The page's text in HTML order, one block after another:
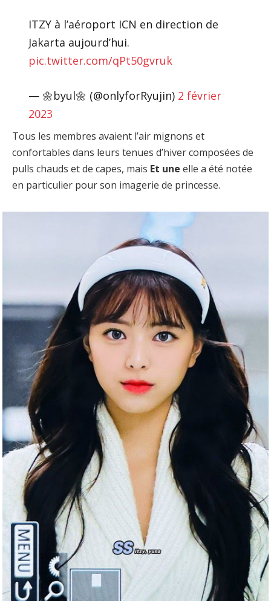
ITZY à l’aéroport ICN en direction de
Jakarta aujourd’hui.
pic.twitter.com/qPt50gvruk
— 🌼byul🌼 (@onlyforRyujin) 2 février
2023
Tous les membres avaient l’air mignons et
confortables dans leurs tenues d’hiver composées de
pulls chauds et de capes, mais Et une elle a été notée
en particulier pour son imagerie de princesse.